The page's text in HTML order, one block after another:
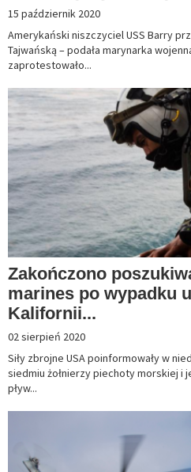
15 październik 2020
Amerykański niszczyciel USS Barry
Tajwańską – podała marynarka
zaprotestowało...
Zakończono
marines po wypadku
Kalifornii...
02 sierpień 2020
Siły zbrojne USA poinformowały w
siedmiu żołnierzy piechoty morskiej i
pływ...